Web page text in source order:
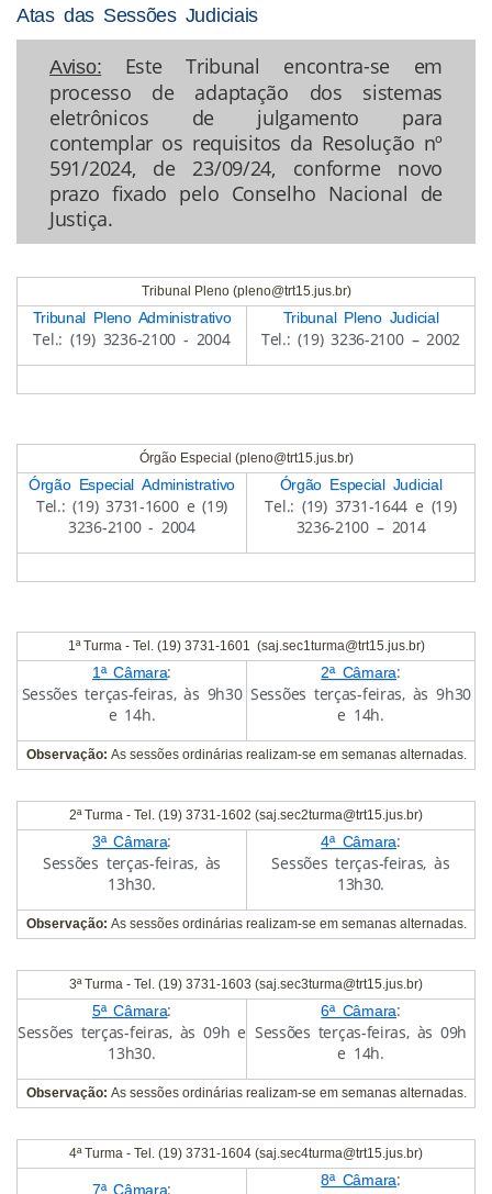
Atas das Sessões Judiciais
Aviso:
Este Tribunal encontra-se em
processo de adaptação dos sistemas
eletrônicos de julgamento para
contemplar os requisitos da Resolução nº
591/2024, de 23/09/24, conforme novo
prazo fixado pelo Conselho Nacional de
Justiça.
Tribunal Pleno (pleno@trt15.jus.br)
Tribunal Pleno Administrativo
Tel.: (19) 3236-2100 - 2004
Tribunal Pleno Judicial
Tel.: (19) 3236-2100 – 2002
Órgão Especial (pleno@trt15.jus.br)
Órgão Especial Administrativo
Tel.: (19) 3731-1600 e (19)
3236-2100 - 2004
Órgão Especial Judicial
Tel.: (19) 3731-1644 e (19)
3236-2100 – 2014
1ª Turma - Tel. (19) 3731-1601 (saj.sec1turma@trt15.jus.br)
1ª Câmara:
Sessões terças-feiras, às 9h30
e 14h.
2ª Câmara:
Sessões terças-feiras, às 9h30
e 14h.
Observação: As sessões ordinárias realizam-se em semanas alternadas.
2ª Turma - Tel. (19) 3731-1602 (saj.sec2turma@trt15.jus.br)
3ª Câmara:
Sessões terças-feiras, às
13h30.
4ª Câmara:
Sessões terças-feiras, às
13h30.
Observação: As sessões ordinárias realizam-se em semanas alternadas.
3ª Turma - Tel. (19) 3731-1603 (saj.sec3turma@trt15.jus.br)
5ª Câmara:
Sessões terças-feiras, às 09h e
13h30.
6ª Câmara:
Sessões terças-feiras, às 09h
e 14h.
Observação: As sessões ordinárias realizam-se em semanas alternadas.
4ª Turma - Tel. (19) 3731-1604 (saj.sec4turma@trt15.jus.br)
7ª Câmara: 8ª Câmara: